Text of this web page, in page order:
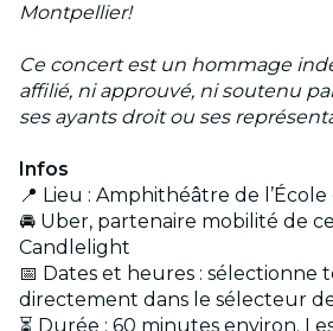
Montpellier!
Ce concert est un hommage
affilié, ni approuvé, ni soutenu
ses ayants droit ou ses
Infos
📍 Lieu : Amphithéâtre de
🚘 Uber, partenaire mobilité de
Candlelight
📅 Dates et heures : sélectionne
directement dans le sélecteur
⏳ Durée : 60 minutes environ.